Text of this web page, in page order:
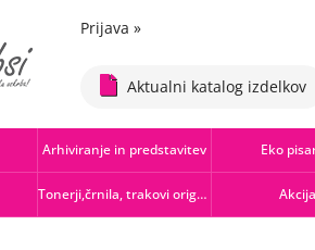
Prijava »
Aktualni katalog izdelkov
Arhiviranje in predstavitev Eko
Tonerji,črnila, trakovi orig.-rec. Akcija